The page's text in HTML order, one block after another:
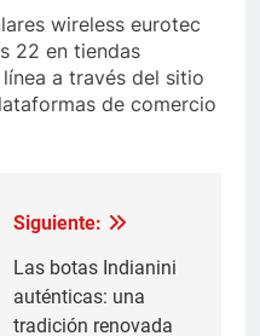
wireless eurotec
22 en tiendas
a través del sitio
de comercio
Siguiente:
Las botas Indianini
auténticas: una
tradición renovada